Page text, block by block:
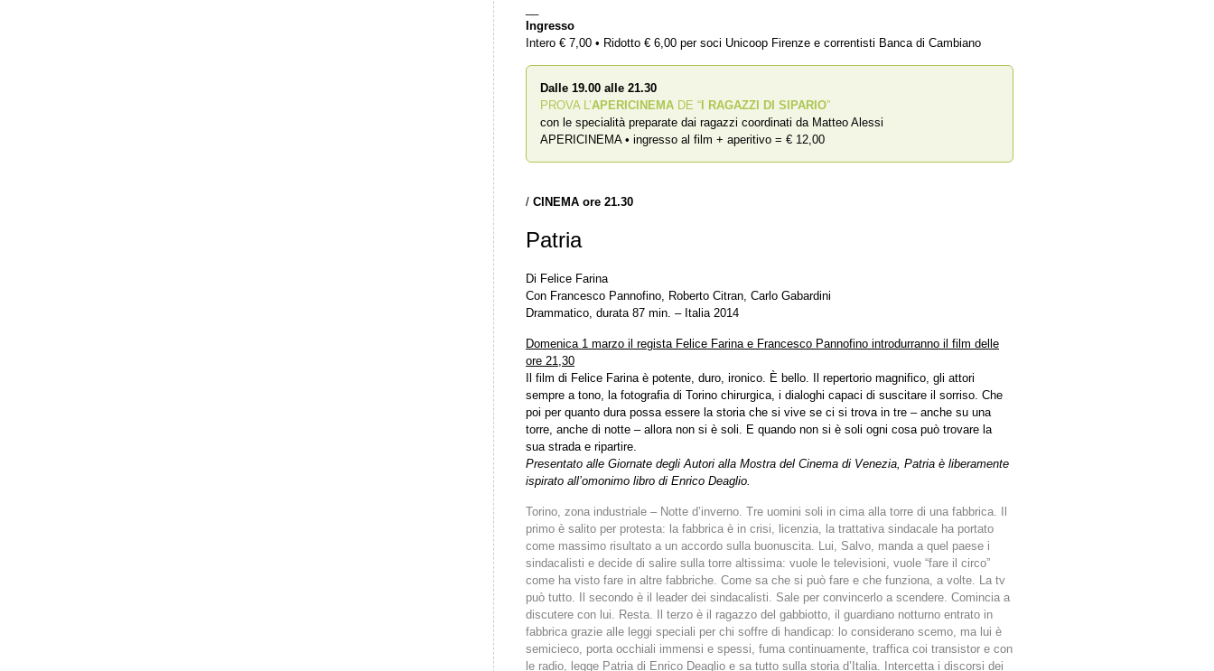
Ingresso
Intero € 7,00 • Ridotto € 6,00 per soci Unicoop Firenze e correntisti Banca di Cambiano
Dalle 19.00 alle 21.30
PROVA L’APERICINEMA DE “ I RAGAZZI DI SIPARIO”
con le specialità preparate dai ragazzi coordinati da Matteo Alessi
APERICINEMA • ingresso al film + aperitivo = € 12,00
/ CINEMA ore 21.30
Patria
Di Felice Farina
Con Francesco Pannofino, Roberto Citran, Carlo Gabardini
Drammatico, durata 87 min. – Italia 2014
Domenica 1 marzo il regista Felice Farina e Francesco Pannofino introdurranno il film delle
ore 21,30
Il film di Felice Farina è potente, duro, ironico. È bello. Il repertorio magnifico, gli attori
sempre a tono, la fotografia di Torino chirurgica, i dialoghi capaci di suscitare il sorriso. Che
poi per quanto dura possa essere la storia che si vive se ci si trova in tre – anche su una
torre, anche di notte – allora non si è soli. E quando non si è soli ogni cosa può trovare la
sua strada e ripartire.
Presentato alle Giornate degli Autori alla Mostra del Cinema di Venezia, Patria è liberamente
ispirato all’omonimo libro di Enrico Deaglio.
Torino, zona industriale – Notte d’inverno. Tre uomini soli in cima alla torre di una fabbrica. Il
primo è salito per protesta: la fabbrica è in crisi, licenzia, la trattativa sindacale ha portato
come massimo risultato a un accordo sulla buonuscita. Lui, Salvo, manda a quel paese i
sindacalisti e decide di salire sulla torre altissima: vuole le televisioni, vuole “fare il circo”
come ha visto fare in altre fabbriche. Come sa che si può fare e che funziona, a volte. La tv
può tutto. Il secondo è il leader dei sindacalisti. Sale per convincerlo a scendere. Comincia a
discutere con lui. Resta. Il terzo è il ragazzo del gabbiotto, il guardiano notturno entrato in
fabbrica grazie alle leggi speciali per chi soffre di handicap: lo considerano scemo, ma lui è
semicieco, porta occhiali immensi e spessi, fuma continuamente, traffica coi transistor e con
le radio, legge Patria di Enrico Deaglio e sa tutto sulla storia d’Italia. Intercetta i discorsi dei